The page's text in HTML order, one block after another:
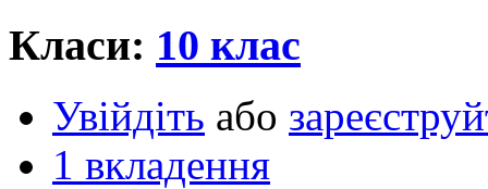
Класи: 10 клас
Увійдіть або
1 вкладення